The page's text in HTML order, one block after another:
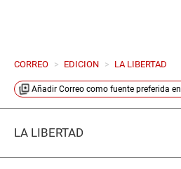
CORREO > EDICION > LA LIBERTAD
Añadir Correo como fuente preferida en
LA LIBERTAD